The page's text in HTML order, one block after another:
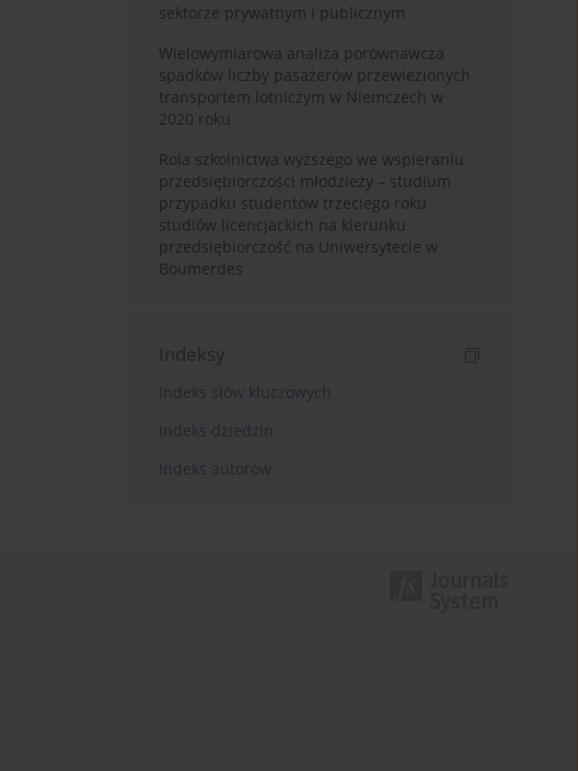
sektorze prywatnym i publicznym
Wielowymiarowa analiza porównawcza
spadków liczby pasażerów przewiezionych
transportem lotniczym w Niemczech w
2020 roku
Rola szkolnictwa wyższego we wspieraniu
przedsiębiorczości młodzieży – studium
przypadku studentów trzeciego roku
studiów licencjackich na kierunku
przedsiębiorczość na Uniwersytecie w
Boumerdes
Indeksy
Indeks słów kluczowych
Indeks dziedzin
Indeks autorów